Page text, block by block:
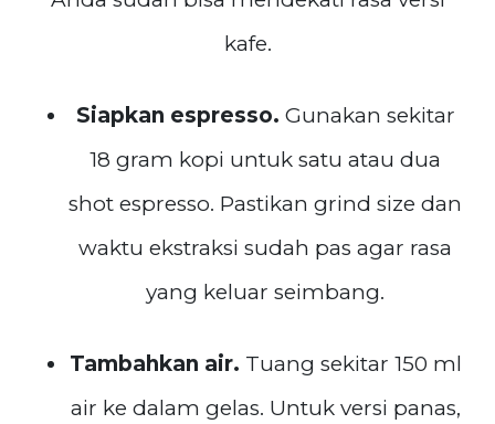
kafe.
Siapkan espresso. Gunakan sekitar
18 gram kopi untuk satu atau dua
shot espresso. Pastikan grind size dan
waktu ekstraksi sudah pas agar rasa
yang keluar seimbang.
Tambahkan air. Tuang sekitar 150 ml
air ke dalam gelas. Untuk versi panas,